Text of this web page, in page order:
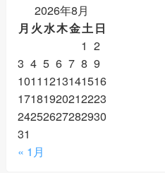
2026年8月
月 火水木金土日
1 2
3 4 5 6 7 8 9
10111213141516
17181920212223
24252627282930
31
« 1月